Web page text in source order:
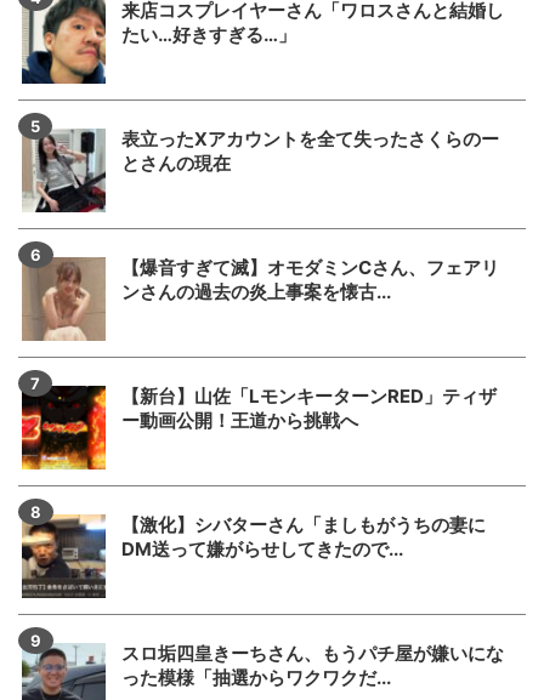
来店コスプレイヤーさん「ワロスさんと結婚し
たい…好きすぎる…」
表立ったXアカウントを全て失ったさくらのー
とさんの現在
【爆音すぎて滅】オモダミンCさん、フェアリ
ンさんの過去の炎上事案を懐古...
【新台】山佐「LモンキーターンRED」ティザ
ー動画公開！王道から挑戦へ
【激化】シバターさん「ましもがうちの妻に
DM送って嫌がらせしてきたので...
スロ垢四皇きーちさん、もうパチ屋が嫌いにな
った模様「抽選からワクワクだ...